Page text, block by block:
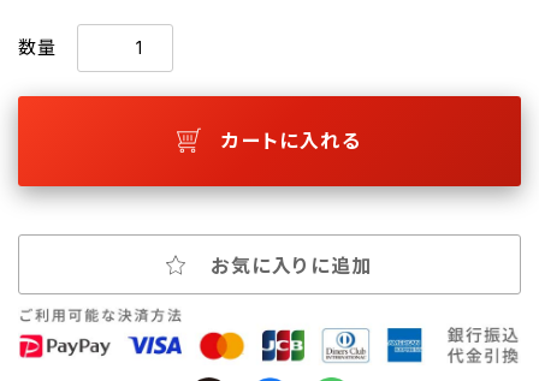
数量
カートに入れる
お気に入りに追加